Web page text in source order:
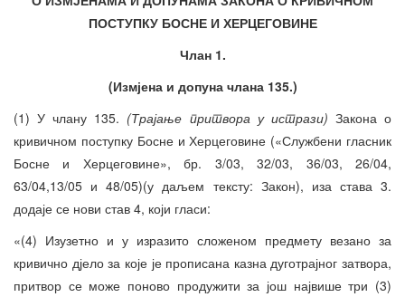
ПОСТУПКУ БОСНЕ И ХЕРЦЕГОВИНЕ
Члан 1.
(Измјена и допуна члана 135.)
(1) У члану 135. (Трајање притвора у истрази) Закона о
кривичном поступку Босне и Херцеговине («Службени гласник
Босне и Херцеговине», бр. 3/03, 32/03, 36/03, 26/04,
63/04,13/05 и 48/05)(у даљем тексту: Закон), иза става 3.
додаје се нови став 4, који гласи:
«(4) Изузетно и у изразито сложеном предмету везано за
кривично дјело за које је прописана казна дуготрајног затвора,
притвор се може поново продужити за још највише три (3)